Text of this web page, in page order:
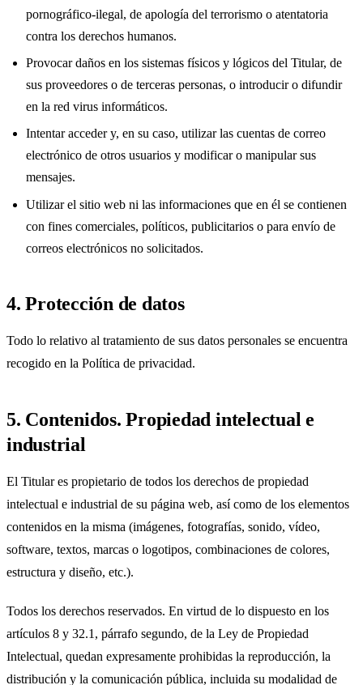
pornográfico-ilegal, de apología del terrorismo o atentatoria
contra los derechos humanos.
Provocar daños en los sistemas físicos y lógicos del Titular, de
sus proveedores o de terceras personas, o introducir o difundir
en la red virus informáticos.
Intentar acceder y, en su caso, utilizar las cuentas de correo
electrónico de otros usuarios y modificar o manipular sus
mensajes.
Utilizar el sitio web ni las informaciones que en él se contienen
con fines comerciales, políticos, publicitarios o para envío de
correos electrónicos no solicitados.
4. Protección de datos
Todo lo relativo al tratamiento de sus datos personales se encuentra
recogido en la Política de privacidad.
5. Contenidos. Propiedad intelectual e
industrial
El Titular es propietario de todos los derechos de propiedad
intelectual e industrial de su página web, así como de los elementos
contenidos en la misma (imágenes, fotografías, sonido, vídeo,
software, textos, marcas o logotipos, combinaciones de colores,
estructura y diseño, etc.).
Todos los derechos reservados. En virtud de lo dispuesto en los
artículos 8 y 32.1, párrafo segundo, de la Ley de Propiedad
Intelectual, quedan expresamente prohibidas la reproducción, la
distribución y la comunicación pública, incluida su modalidad de